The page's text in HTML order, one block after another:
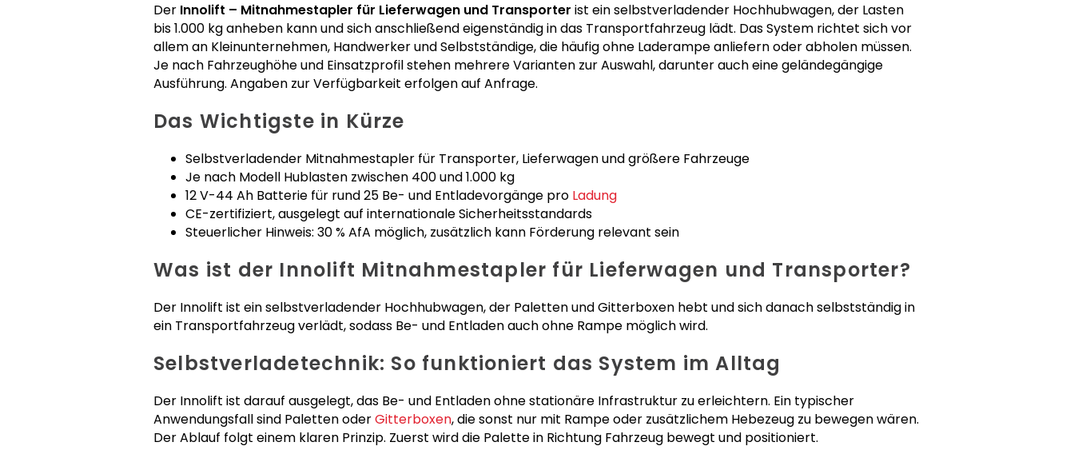
Der Innolift – Mitnahmestapler für Lieferwagen und Transporter ist ein selbstverladender Hochhubwagen, der Lasten
bis 1.000 kg anheben kann und sich anschließend eigenständig in das Transportfahrzeug lädt. Das System richtet sich vor
allem an Kleinunternehmen, Handwerker und Selbstständige, die häufig ohne Laderampe anliefern oder abholen müssen.
Je nach Fahrzeughöhe und Einsatzprofil stehen mehrere Varianten zur Auswahl, darunter auch eine geländegängige
Ausführung. Angaben zur Verfügbarkeit erfolgen auf Anfrage.
Das Wichtigste in Kürze
Selbstverladender Mitnahmestapler für Transporter, Lieferwagen und größere Fahrzeuge
Je nach Modell Hublasten zwischen 400 und 1.000 kg
12 V-44 Ah Batterie für rund 25 Be- und Entladevorgänge pro Ladung
CE-zertifiziert, ausgelegt auf internationale Sicherheitsstandards
Steuerlicher Hinweis: 30 % AfA möglich, zusätzlich kann Förderung relevant sein
Was ist der Innolift Mitnahmestapler für Lieferwagen und Transporter?
Der Innolift ist ein selbstverladender Hochhubwagen, der Paletten und Gitterboxen hebt und sich danach selbstständig in
ein Transportfahrzeug verlädt, sodass Be- und Entladen auch ohne Rampe möglich wird.
Selbstverladetechnik: So funktioniert das System im Alltag
Der Innolift ist darauf ausgelegt, das Be- und Entladen ohne stationäre Infrastruktur zu erleichtern. Ein typischer
Anwendungsfall sind Paletten oderGitterboxen, die sonst nur mit Rampe oder zusätzlichem Hebezeug zu bewegen wären.
Der Ablauf folgt einem klaren Prinzip. Zuerst wird die Palette in Richtung Fahrzeug bewegt und positioniert.